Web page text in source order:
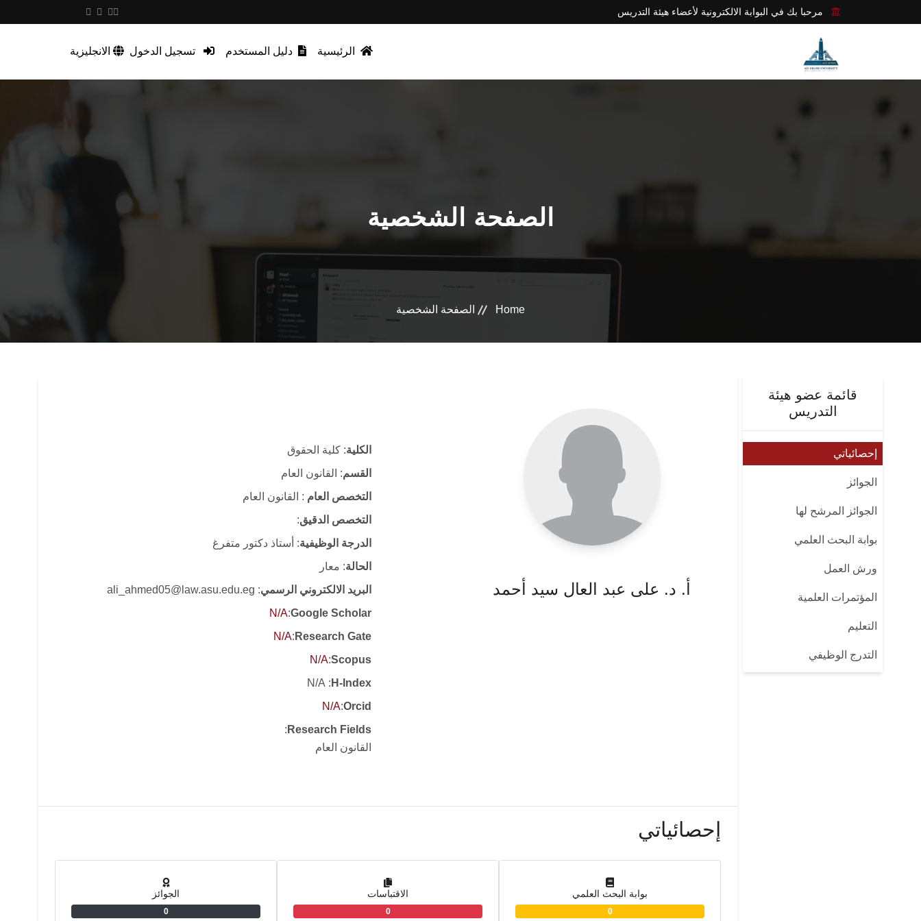
مرحبا بك في البوابة الالكترونية لأعضاء هيئة التدريس
الرئيسية دليل المستخدم تسجيل الدخول الانجليزية
الصفحة الشخصية
Home الصفحة الشخصية
قائمة عضو هيئة
التدريس
إحصائياتي
الجوائز
الجوائز المرشح لها
بوابة البحث العلمي
ورش العمل
المؤتمرات العلمية
التعليم
التدرج الوظيفي
أ. د. على عبد العال سيد أحمد
الكلية: كلية الحقوق
القسم: القانون العام
التخصص العام : القانون العام
التخصص الدقيق:
الدرجة الوظيفية: أستاذ دكتور متفرغ
الحالة: معار
البريد الالكتروني الرسمي: ali_ahmed05@law.asu.edu.eg
Google Scholar
:
N/A
Research Gate
:
N/A
Scopus
:
N/A
H-Index
: N/A
Orcid
:
N/A
Research Fields
:
القانون العام
إحصائياتي
بوابة البحث العلمي
0
الاقتباسات
0
الجوائز
0